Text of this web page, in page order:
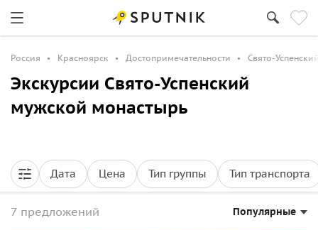
Россия Красноярск Достопримечательности Свято-
Экскурсии Свято-Успенский
мужской монастырь
Дата Цена Тип группы Тип транспорта
7 предложений Популярные